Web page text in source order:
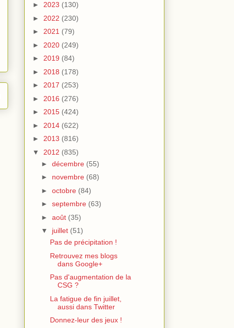
► 2023 (130)
► 2022 (230)
► 2021 (79)
► 2020 (249)
► 2019 (84)
► 2018 (178)
► 2017 (253)
► 2016 (276)
► 2015 (424)
► 2014 (622)
► 2013 (816)
▼ 2012 (835)
► décembre (55)
► novembre (68)
► octobre (84)
► septembre (63)
► août (35)
▼ juillet (51)
Pas de précipitation !
Retrouvez mes blogs
dans Google+
Pas d'augmentation de la
CSG ?
La fatigue de fin juillet,
aussi dans Twitter
Donnez-leur des jeux !